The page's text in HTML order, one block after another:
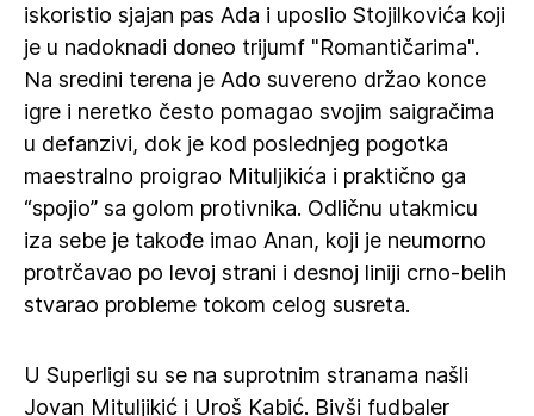
iskoristio sjajan pas Ada i uposlio Stojilkovića koji
je u nadoknadi doneo trijumf "Romantičarima".
Na sredini terena je Ado suvereno držao konce
igre i neretko često pomagao svojim saigračima
u defanzivi, dok je kod poslednjeg pogotka
maestralno proigrao Mituljikića i praktično ga
“spojio” sa golom protivnika. Odličnu utakmicu
iza sebe je takođe imao Anan, koji je neumorno
protrčavao po levoj strani i desnoj liniji crno-belih
stvarao probleme tokom celog susreta.
U Superligi su se na suprotnim stranama našli
Jovan Mituljikić i Uroš Kabić. Bivši fudbaler